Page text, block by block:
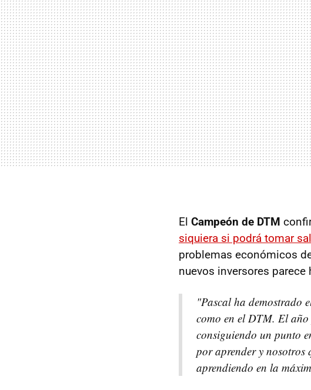
El Campeón de DTM
siquiera si podrá tomar
problemas económicos
nuevos inversores
"Pascal ha demostrado
como en el DTM. El
consiguiendo un punto
por aprender y nosotros
aprendiendo en la